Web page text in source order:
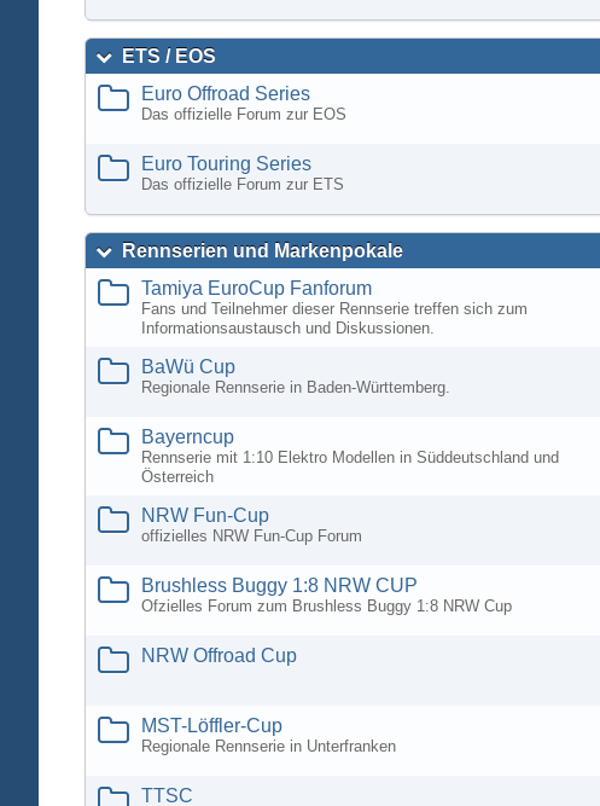
ETS / EOS
Euro Offroad Series
Das offizielle Forum zur EOS
Euro Touring Series
Das offizielle Forum zur ETS
Rennserien und Markenpokale
Tamiya EuroCup Fanforum
Fans und Teilnehmer dieser Rennserie treffen sich zum
Informationsaustausch und Diskussionen.
BaWü Cup
Regionale Rennserie in Baden-Württemberg.
Bayerncup
Rennserie mit 1:10 Elektro Modellen in Süddeutschland und
Österreich
NRW Fun-Cup
offizielles NRW Fun-Cup Forum
Brushless Buggy 1:8 NRW CUP
Ofzielles Forum zum Brushless Buggy 1:8 NRW Cup
NRW Offroad Cup
MST-Löffler-Cup
Regionale Rennserie in Unterfranken
TTSC